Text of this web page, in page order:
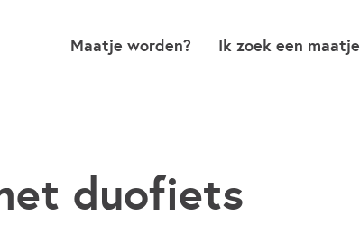
Maatje worden? Ik zoek een maatje
duofiets